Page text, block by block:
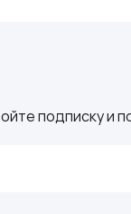
подписку и